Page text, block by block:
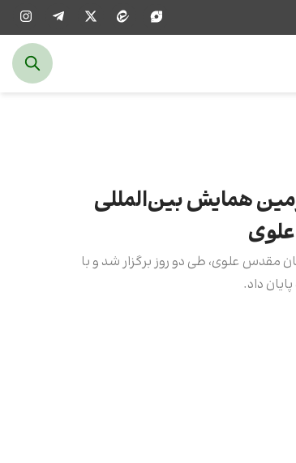
همایش بین‌المللی
علوی، طی دو روز برگزار شد و با
داد.